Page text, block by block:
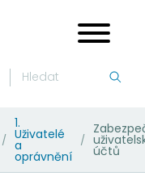
/
1.
Uživatelé
a
oprávnění
/
účtů